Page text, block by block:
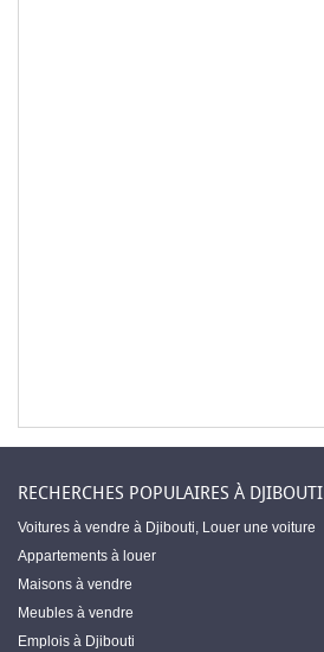
RECHERCHES POPULAIRES À DJIBOUTI
Voitures à vendre à Djibouti, Louer une voiture
Appartements à louer
Maisons à vendre
Meubles à vendre
Emplois à Djibouti